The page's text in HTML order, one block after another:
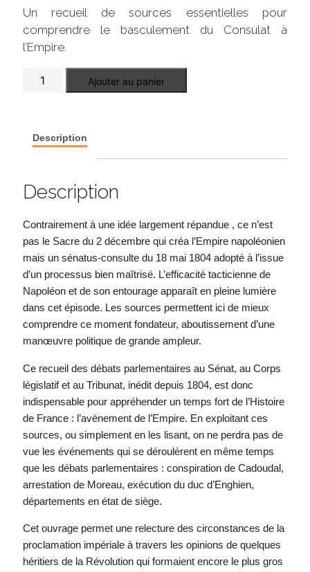
Un recueil de sources essentielles pour
comprendre le basculement du Consulat à
l’Empire.
Ajouter au panier
Description
Description
Contrairement à une idée largement répandue , ce n’est
pas le Sacre du 2 décembre qui créa l’Empire napoléonien
mais un sénatus-consulte du 18 mai 1804 adopté à l’issue
d’un processus bien maîtrisé. L’efficacité tacticienne de
Napoléon et de son entourage apparaît en pleine lumière
dans cet épisode. Les sources permettent ici de mieux
comprendre ce moment fondateur, aboutissement d’une
manœuvre politique de grande ampleur.
Ce recueil des débats parlementaires au Sénat, au Corps
législatif et au Tribunat, inédit depuis 1804, est donc
indispensable pour appréhender un temps fort de l’Histoire
de France : l’avènement de l’Empire. En exploitant ces
sources, ou simplement en les lisant, on ne perdra pas de
vue les événements qui se déroulèrent en même temps
que les débats parlementaires : conspiration de Cadoudal,
arrestation de Moreau, exécution du duc d’Enghien,
départements en état de siège.
Cet ouvrage permet une relecture des circonstances de la
proclamation impériale à travers les opinions de quelques
héritiers de la Révolution qui formaient encore le plus gros